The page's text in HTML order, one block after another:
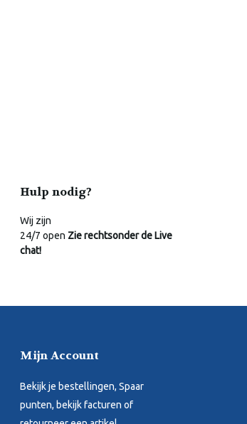
Hulp nodig?
Wij zijn
24/7 open Zie rechtsonder de Live
chat!
Mijn Account
Bekijk je bestellingen, Spaar
punten, bekijk facturen of